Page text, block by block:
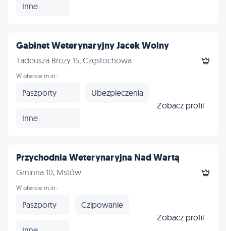
Inne
Gabinet Weterynaryjny Jacek Wolny
Tadeusza Brezy 15, Częstochowa
W ofercie m.in.:
Paszporty Ubezpieczenia
Inne
Zobacz profil
Przychodnia Weterynaryjna Nad Wartą
Gminna 10, Mstów
W ofercie m.in.:
Paszporty Czipowanie
Zobacz profil